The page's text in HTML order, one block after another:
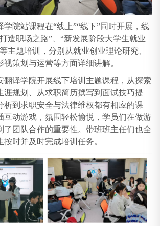
学院站课程在“线上”“线下”同时开展，线
造职场之路”、“新发展阶段大学生就业
主题培训，分别从就业创业理论研究、
策划与运营等方面详细讲解。
翻译学院开展线下培训主题课程，从探索
涯规划、从求职简历撰写到面试技巧提
析到求职安全与法律维权都有相应的课
互动游戏，氛围轻松愉悦，学员们在做游
了团队合作的重要性。带班班主任们也全
时并及时完成培训任务。